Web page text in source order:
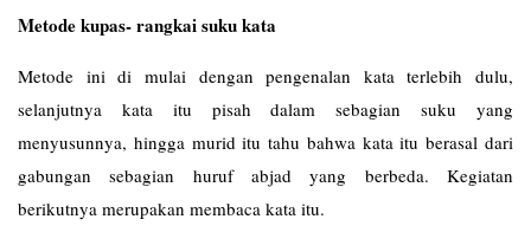
Metode kupas- rangkai suku kata
Metode ini di mulai dengan pengenalan kata terlebih dulu,
selanjutnya kata itu pisah dalam sebagian suku yang
menyusunnya, hingga murid itu tahu bahwa kata itu berasal dari
gabungan sebagian huruf abjad yang berbeda. Kegiatan
berikutnya merupakan membaca kata itu.